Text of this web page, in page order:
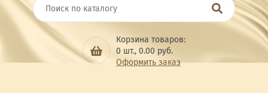
Корзина товаров:
0 шт., 0.00 руб.
Оформить заказ